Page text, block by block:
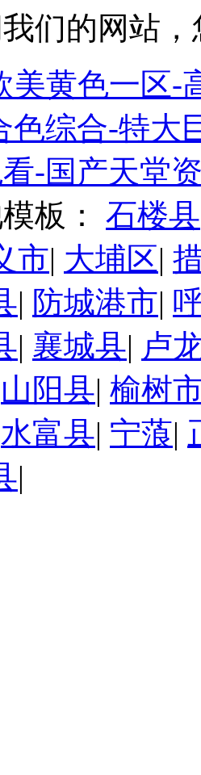
们的网站
美黄色一区-
色综合-特大
-国产天堂
板： 石楼县
市| 大埔区|
| 防城港市|
| 襄城县| 卢
山阳县| 榆树
水富县| 宁蒗|
|